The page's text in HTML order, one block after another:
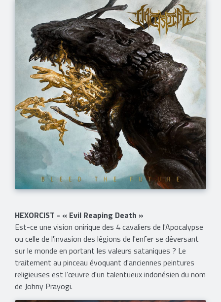
HEXORCIST - « Evil Reaping Death »
Est-ce une vision onirique des 4 cavaliers de l'Apocalypse
ou celle de l'invasion des légions de l'enfer se déversant
sur le monde en portant les valeurs sataniques ? Le
traitement au pinceau évoquant d'anciennes peintures
religieuses est l’œuvre d'un talentueux indonésien du nom
de Johny Prayogi.